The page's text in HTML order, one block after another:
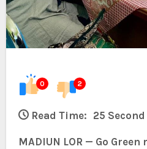
0 2
Read Time: 25 Second
MADIUN LOR — Go